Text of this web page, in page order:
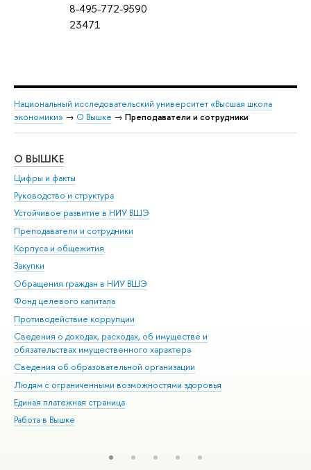
8-495-772-9590
23471
Национальный исследовательский университет «Высшая школа
экономики» → О Вышке → Преподаватели и сотрудники
О ВЫШКЕ
Цифры и факты
Руководство и структура
Устойчивое развитие в НИУ ВШЭ
Преподаватели и сотрудники
Корпуса и общежития
Закупки
Обращения граждан в НИУ ВШЭ
Фонд целевого капитала
Противодействие коррупции
Сведения о доходах, расходах, об имуществе и
обязательствах имущественного характера
Сведения об образовательной организации
Людям с ограниченными возможностями здоровья
Единая платежная страница
Работа в Вышке